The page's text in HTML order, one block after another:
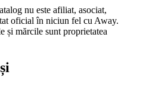
nu este afiliat, asociat,
oficial în niciun fel cu Away.
și mărcile sunt proprietatea